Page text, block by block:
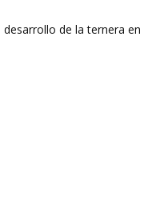
de la ternera en